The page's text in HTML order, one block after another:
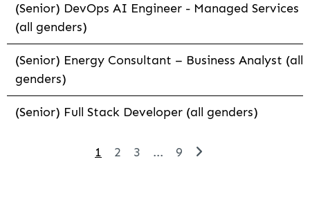
(Senior) DevOps AI Engineer - Managed Services
(all genders)
(Senior) Energy Consultant – Business Analyst (all
genders)
(Senior) Full Stack Developer (all genders)
1 2 3 ... 9